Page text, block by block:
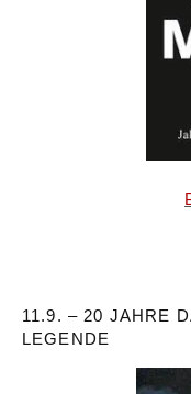
11.9. – 20 JAHRE
LEGENDE